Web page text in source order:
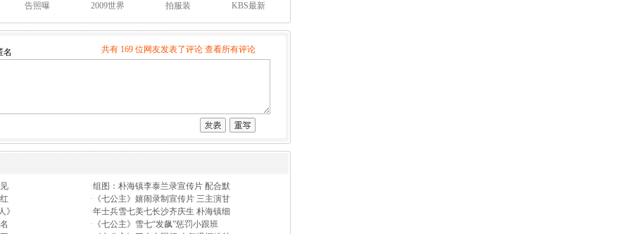
告照曝
2009世界
拍服装
KBS最新
名 共有 169 位网友发表了评论 查看所有评论
》
·组图：朴海镇李泰兰录宣传片 配合默
· 《七公主》嬉闹录制宣传片 三主演甘
·年士兵雪七美七长沙齐庆生 朴海镇细
· 《七公主》雪七“发飙”惩罚小跟班